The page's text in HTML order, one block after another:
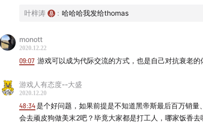
中国传媒大学副教授 周逵：《游戏的人：跨媒介的
力机制研究》银发玩家
10:32 NExT Studios 李奇，金力《让现实更理想
基于摄影测量的室外3D大场景重建》
13:25 SWERY (末弘秀孝）《创作出10年后还被人津津
创造出奇妙且独特的世界观？》
专业分工的发展深入背后的工业化进程 / 工业化是
叶梓涛 : 哈哈哈我发给thomas
monott
2020.12.22
09:07 游戏可以成为代际交流的方式，也是自己对抗衰老的
游戏人有态度--大盛
2020.12.20
48:34是个好问题，如果前提是不知道黑帝斯最后百万销量
会去顽皮狗做美末2吧？毕竟大家都是打工人，哪家饭香